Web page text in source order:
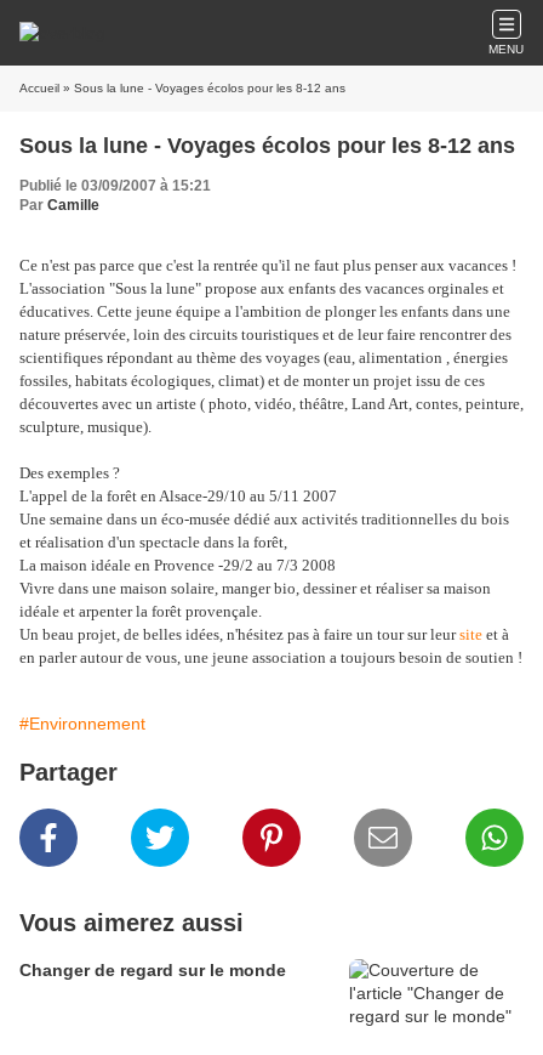
MENU
Accueil » Sous la lune - Voyages écolos pour les 8-12 ans
Sous la lune - Voyages écolos pour les 8-12 ans
Publié le 03/09/2007 à 15:21
Par Camille
Ce n'est pas parce que c'est la rentrée qu'il ne faut plus penser aux vacances !
L'association "Sous la lune" propose aux enfants des vacances orginales et
éducatives. Cette jeune équipe a l'ambition de plonger les enfants dans une
nature préservée, loin des circuits touristiques et de leur faire rencontrer des
scientifiques répondant au thème des voyages (eau, alimentation , énergies
fossiles, habitats écologiques, climat) et de monter un projet issu de ces
découvertes avec un artiste ( photo, vidéo, théâtre, Land Art, contes, peinture,
sculpture, musique).
Des exemples ?
L'appel de la forêt en Alsace-29/10 au 5/11 2007
Une semaine dans un éco-musée dédié aux activités traditionnelles du bois
et réalisation d'un spectacle dans la forêt,
La maison idéale en Provence -29/2 au 7/3 2008
Vivre dans une maison solaire, manger bio, dessiner et réaliser sa maison
idéale et arpenter la forêt provençale.
Un beau projet, de belles idées, n'hésitez pas à faire un tour sur leursite et à
en parler autour de vous, une jeune association a toujours besoin de soutien !
#Environnement
Partager
Vous aimerez aussi
Changer de regard sur le monde